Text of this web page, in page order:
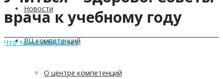
Новости
РЦ компетенций
О центре компетенций
врача к учебному году
Что такое иммунитет